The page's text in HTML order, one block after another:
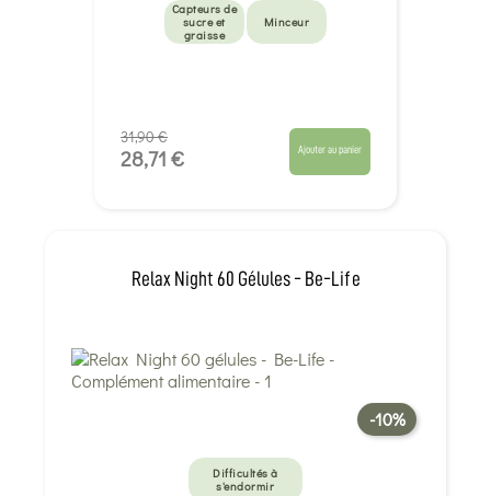
Capteurs de
sucre et
graisse
Minceur
31,90 €
28,71 € Ajouter au panier
Relax Night 60 Gélules - Be-Life
-10%
Difficultés à
s'endormir